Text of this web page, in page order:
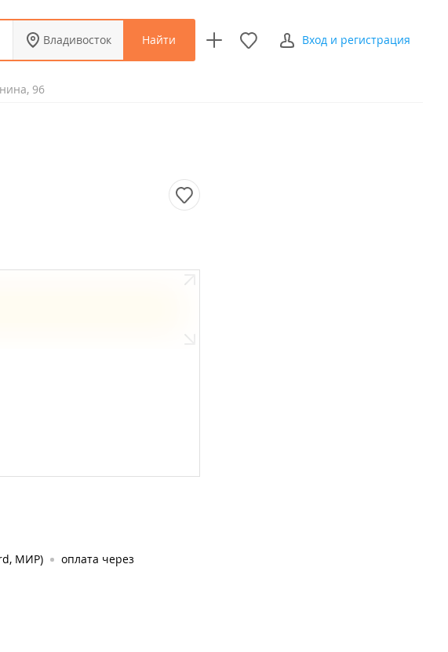
Владивосток Найти Вход и регистрация
96
МИР)
оплата через